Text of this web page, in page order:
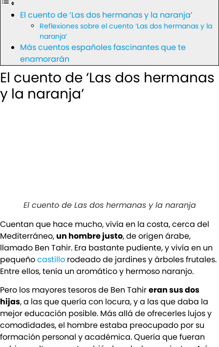
El cuento de ‘Las dos hermanas y la naranja’
Reflexiones sobre el cuento ‘Las dos hermanas y la
naranja’
Más cuentos españoles fascinantes que te
enamorarán
El cuento de ‘Las dos hermanas
y la naranja’
El cuento de Las dos hermanas y la naranja
Cuentan que hace mucho, vivía en la costa, cerca del
Mediterráneo,un hombre justo, de origen árabe,
llamado Ben Tahir. Era bastante pudiente, y vivía en un
pequeñocastillo rodeado de jardines y árboles frutales.
Entre ellos, tenía un aromático y hermoso naranjo.
Pero los mayores tesoros de Ben Tahireran sus dos
hijas, a las que quería con locura, y a las que daba la
mejor educación posible. Más allá de ofrecerles lujos y
comodidades, el hombre estaba preocupado por su
formación personal y académica. Quería que fueran